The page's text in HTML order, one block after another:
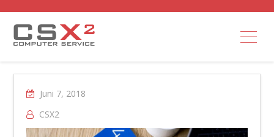
Juni 7, 2018
CSX2